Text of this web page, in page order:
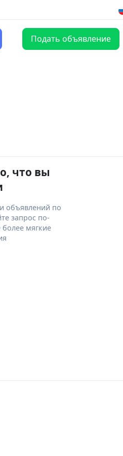
Подать объявление
что вы
объявлений по
запрос по-
более мягкие